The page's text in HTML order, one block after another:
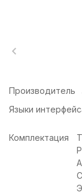
Производитель
Языки
Комплектация